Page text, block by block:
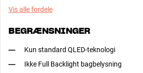
Vis alle fordele
BEGRÆNSNINGER
Kun standard QLED-teknologi
Ikke Full Backlight bagbelysning